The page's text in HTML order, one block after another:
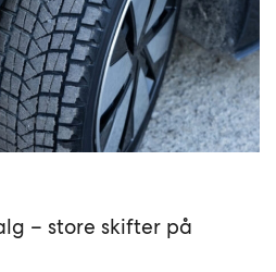
– store skifter på